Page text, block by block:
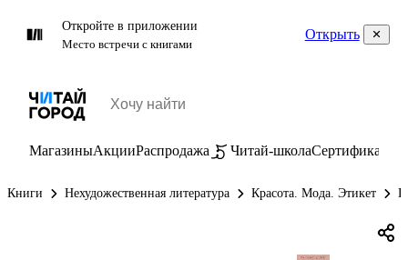
Откройте в приложении
Место встречи с книгами
Открыть
МагазиныАкцииРаспродажа Читай-школаСертификаты
Книги Нехудожественная литература Красота. Мода. Этикет